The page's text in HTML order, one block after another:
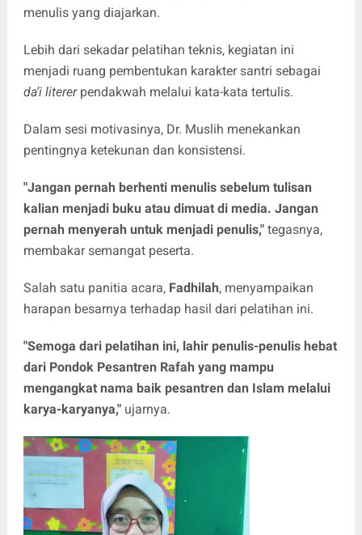
menulis yang diajarkan.
Lebih dari sekadar pelatihan teknis, kegiatan ini
menjadi ruang pembentukan karakter santri sebagai
da’i literer pendakwah melalui kata-kata tertulis.
Dalam sesi motivasinya, Dr. Muslih menekankan
pentingnya ketekunan dan konsistensi.
"Jangan pernah berhenti menulis sebelum tulisan
kalian menjadi buku atau dimuat di media. Jangan
pernah menyerah untuk menjadi penulis,"tegasnya,
membakar semangat peserta.
Salah satu panitia acara, Fadhilah, menyampaikan
harapan besarnya terhadap hasil dari pelatihan ini.
"Semoga dari pelatihan ini, lahir penulis-penulis hebat
dari Pondok Pesantren Rafah yang mampu
mengangkat nama baik pesantren dan Islam melalui
karya-karyanya,"ujarnya.